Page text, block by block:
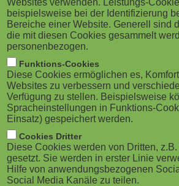
M
o
b
i
l
e
)
g
a
o
n
London (UK), September
third edition, Totara’s
event returns after two
outings that connected hundreds of
professionals worldwide. The
explores the positive benefits
can have in developing and
teams.
This half-day event event explores how
Websites verwenden. Leistungs-
beispielsweise bei der Identifizierung
Bereiche einer Website. Generell sind
die mit diesen Cookies gesammelt
personenbezogen.
Funktions-Cookies
Diese Cookies ermöglichen es,
Websites zu verbessern und
Verfügung zu stellen. Beispielsweise
Spracheinstellungen in Funktions-
Einsatz) gespeichert werden.
Cookies Dritter
Diese Cookies werden von Dritten,
gesetzt. Sie werden in erster Linie
Hilfe von anwendungsbezogenen
Social Media Kanäle zu teilen.